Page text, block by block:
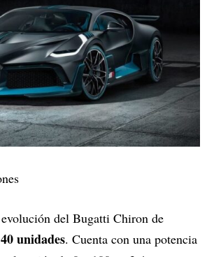
del Bugatti Chiron de
unidades. Cuenta con una potencia